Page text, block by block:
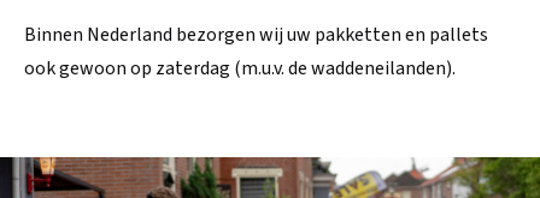
Binnen Nederland bezorgen wij uw pakketten en pallets
ook gewoon op zaterdag (m.u.v. de waddeneilanden).